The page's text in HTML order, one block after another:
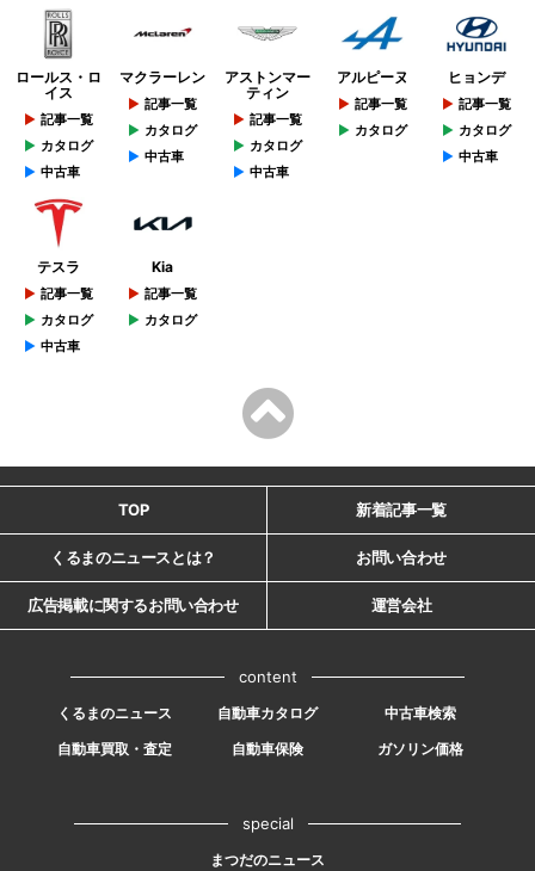
ロールス・ロ
イス
記事一覧
カタログ
中古車
マクラーレン
記事一覧
カタログ
中古車
アストンマー
ティン
記事一覧
カタログ
中古車
アルピーヌ
記事一覧
カタログ
ヒョンデ
記事一覧
カタログ
中古車
テスラ
記事一覧
カタログ
中古車
Kia
記事一覧
カタログ
TOP 新着記事一覧
くるまのニュースとは？ お問い合わせ
広告掲載に関するお問い合わせ 運営会社
content
くるまのニュース 自動車カタログ
中古車検索
自動車買取・査定
自動車保険 ガソリン価格
special
まつだのニュース